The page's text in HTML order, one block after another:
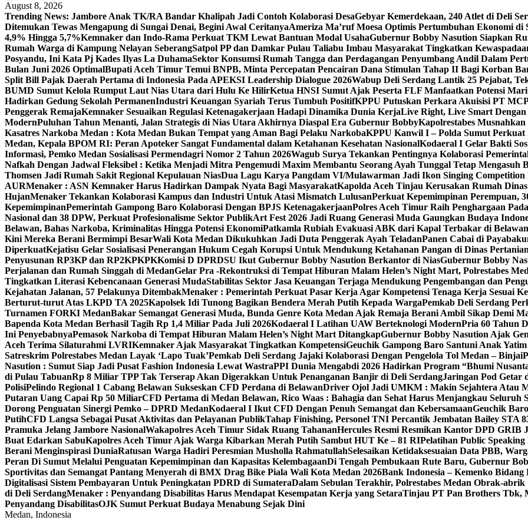
August 8, 2026
Trending News: Jambore Anak TK/RA Bandar Khalipah Jadi Contoh Kolaborasi DesaGebyar Kemerdekaan, 240 Atlet di Deli
Ditemukan Tewas Mengapung di Sungai Denai, Begini Awal Ceritanya‎Ameriza Ma’ruf Moesa‎ Optimis Pertumbuhan Ekonomi
4,9% Hingga 5,7%Kemnaker dan Indo-Rama Perkuat TKM Lewat Bantuan Modal UsahaGubernur Bobby Nasution Siapkan
Rumah Warga di Kampung Nelayan SeberangSatpol PP dan Damkar Pulau Taliabu Imbau Masyarakat Tingkatkan
Posyandu, Ini Kata Pj Kades Ilyas La DuhamaSektor Konsumsi Rumah Tangga dan Perdagangan Penyumbang Andil Dalam
Bulan Juni 2026 Optimal‎‎Bupati Aceh Timur Temui BNPB, Minta Percepatan Pencairan Dana Stimulan Tahap II Bagi Korban
Split Bill Pajak Daerah Pertama di Indonesia Pada APEKSI Leadership Dialogue 2026Wabup Deli Serdang Lantik 25 Pejabat,
BUMD Sumut Kelola Rumput Laut Nias Utara dari Hulu Ke HilirKetua HNSI Sumut Ajak Peserta FLF Manfaatkan Potensi
Hadirkan Gedung Sekolah PermanenIndustri Keuangan Syariah Terus Tumbuh PositifKPPU Putuskan Perkara Akuisisi PT
Penggerak RemajaKemnaker Sesuaikan Regulasi Ketenagakerjaan Hadapi Dinamika Dunia KerjaLive Right, Live Smart
ModernPuluhan Tahun Menanti, Jalan Strategis di Nias Utara Akhirnya Diaspal Era Gubernur BobbyKapolrestabes
Kasatres Narkoba Medan : Kota Medan Bukan Tempat yang Aman Bagi Pelaku NarkobaKPPU Kanwil I – Polda Sumut Perkuat
Medan, Kepala BPOM RI: Peran Apoteker Sangat Fundamental dalam Ketahanan Kesehatan NasionalKodaeral I Gelar Bakti
Informasi, Pemko Medan Sosialisasi Permendagri Nomor 2 Tahun 2026Wagub Surya Tekankan Pentingnya Kolaborasi
Nafkah Dengan Jadwal Fleksibel : Ketika Menjadi Mitra Pengemudi Maxim Membantu Seorang Ayah Tunggal Tetap Mengasuh
Thomsen Jadi Rumah Sakit Regional Kepulauan NiasDua Lagu Karya Pangdam VI/Mulawarman Jadi Ikon Singing
AURMenaker : ASN Kemnaker Harus Hadirkan Dampak Nyata Bagi MasyarakatKapolda Aceh Tinjau Kerusakan Rumah
HujanMenaker Tekankan Kolaborasi Kampus dan Industri Untuk Atasi Mismatch LulusanPerkuat Kepemimpinan Perempuan,
KepemimpinanPemerintah Gampong Baro Kolaborasi Dengan BPJS KetenagakerjaanPolres Aceh Timur Raih Penghargaan
Nasional dan 38 DPW, Perkuat Profesionalisme Sektor PublikArt Fest 2026 Jadi Ruang Generasi Muda Gaungkan Budaya
Belawan, Bahas Narkoba, Kriminalitas Hingga Potensi EkonomiPatkamla Rubiah Evakuasi ABK dari Kapal Terbakar di Belawan
Kini Mereka Berani Bermimpi BesarWali Kota Medan Dikukuhkan Jadi Duta Penggerak Ayah TeladanPanen Cabai di
DiperkuatKejatisu Gelar Sosialisasi Penerangan Hukum Cegah Korupsi Untuk Mendukung Ketahanan Pangan di Dinas
Penyusunan RP3KP dan RP2KPKPKKomisi D DPRDSU Ikut Gubernur Bobby Nasution Berkantor di NiasGubernur Bobby
Perjalanan dan Rumah Singgah di MedanGelar Pra -Rekontruksi di Tempat Hiburan Malam Helen’s Night Mart, Polrestabes
Tingkatkan Literasi Kebencanaan Generasi MudaStabilitas Sektor Jasa Keuangan Terjaga Mendukung Pengembangan dan
Kejahatan Jalanan, 57 Pelakunya DitembakMenaker : Pemerintah Perkuat Pasar Kerja Agar Kompetensi Tenaga Kerja Sesuai
Berturut-turut Atas LKPD TA 2025Kapolsek Idi Tunong Bagikan Bendera Merah Putih Kepada WargaPemkab Deli Serdang
Turnamen FORKI MedanBakar Semangat Generasi Muda, Bunda Genre Kota Medan Ajak Remaja Berani Ambil Sikap Demi
Bapenda Kota Medan Berhasil Tagih Rp 1,4 Miliar Pada Juli 2026Kodaeral I Latihan UAW Berteknologi ModernPria 60 Tahun
Ini PenyebabnyaPemasok Narkoba di Tempat Hiburan Malam Helen’s Night Mart DitangkapGubernur Bobby Nasution Ajak
Aceh Terima Silaturahmi LVRIKemnaker Ajak Masyarakat Tingkatkan KompetensiGeuchik Gampong Baro Santuni Anak
Satreskrim Polrestabes Medan Layak ‘Lapo Tuak’Pemkab Deli Serdang Jajaki Kolaborasi Dengan Pengelola Tol Medan – Binjai
Nasution : Sumut Siap Jadi Pusat Fashion Indonesia Lewat WastraPPI Dunia Mengabdi 2026 Hadirkan Program “Bhumi
di Pulau TabuanRp 8 Miliar TPP Tak Terserap Akan Digerakkan Untuk Penanganan Banjir di Deli SerdangJaringan Pod Getar
PolisiPelindo Regional 1 Cabang Belawan Sukseskan CFD Perdana di BelawanDriver Ojol Jadi UMKM : Makin Sejahtera Atau
Putaran Uang Capai Rp 50 MiliarCFD Pertama di Medan Belawan, Rico Waas : Bahagia dan Sehat Harus Menjangkau Seluruh
Dorong Penguatan Sinergi Pemko – DPRD MedanKodaeral I Ikut CFD Dengan Penuh Semangat dan KebersamaanGeuchik
PutihCFD Langsa Sebagai Pusat Aktivitas dan Pelayanan PublikTahap Finishing, Personel TNI Percantik Jembatan Bailey STA
Pramuka Jelang Jambore NasionalWakapolres Aceh Timur Sidak Ruang TahananHercules Resmi Resmikan Kantor DPD GRIB
Buat Edarkan SabuKapolres Aceh Timur Ajak Warga Kibarkan Merah Putih Sambut HUT Ke – 81 RIPelatihan Public
Berani Menginspirasi DuniaRatusan Warga Hadiri Peresmian Musholla RahmatullahSelesaikan Ketidaksesuaian Data PBB,
Peran Di Sumut Melalui Penguatan Kepemimpinan dan Kapasitas KelembagaanDi Tengah Pembukaan Rute Baru, Gubernur
Sportivitas dan Semangat Pantang Menyerah di BMX Drag Bike Piala Wali Kota Medan 2026Bank Indonesia – Kemenko
Digitalisasi Sistem Pembayaran Untuk Peningkatan PDRD di SumateraDalam Sebulan Terakhir, Polrestabes Medan Obrak-abrik
di Deli SerdangMenaker : Penyandang Disabilitas Harus Mendapat Kesempatan Kerja yang SetaraTinjau PT Pan Brothers Tbk,
Penyandang DisabilitasOJK Sumut Perkuat Budaya Menabung Sejak Dini
Medan, Indonesia